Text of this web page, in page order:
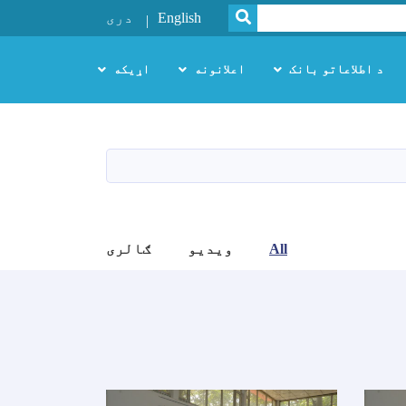
SEARCH
English دری
د اطلاعاتو بانک اعلانونه اړیکه
All ویدیو ګالری